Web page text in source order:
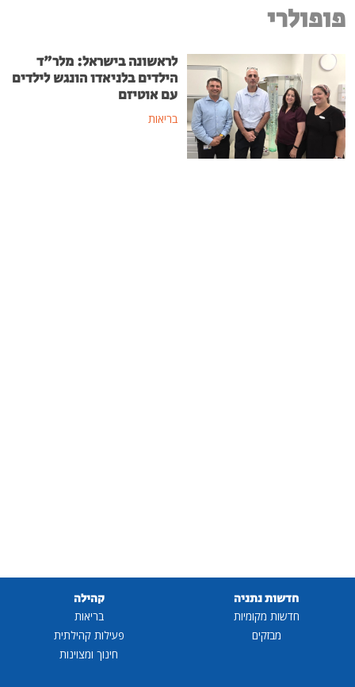
פופולרי
לראשונה בישראל: מלר"ד
הילדים בלניאדו הונגש לילדים
עם אוטיזם
בריאות
חדשות נתניה
חדשות מקומיות
מבזקים
קהילה
בריאות
פעילות קהילתית
חינוך ומצוינות